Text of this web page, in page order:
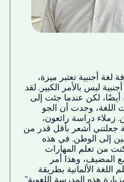
لغة أجنبية تعتبر ميزة،
ليس بالأمر الكبير. لقد
لكن عندما جئت إلى
اللغة، وجدت أن الجو
دراسة رائعون،
جعلتني أشعر بأقل قدر من
إلى الوطن. في هذه
من تعلم المهارات
المضيف، وهذا أمر
الألمانية بطريقة
هذه المدرسة اللغوية”